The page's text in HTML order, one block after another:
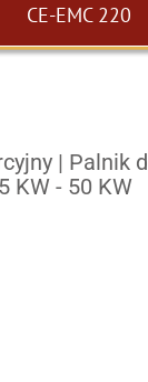
CE-EMC 220
| Palnik
KW - 50 KW